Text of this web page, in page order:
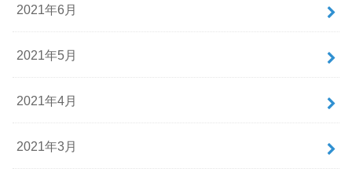
2021年6月
2021年5月
2021年4月
2021年3月